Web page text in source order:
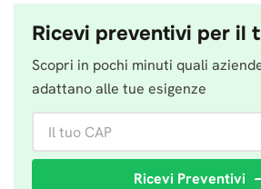
Ricevi preventivi per il
Scopri in pochi minuti quali
adattano alle tue esigenze
Il tuo CAP
Ricevi Preventivi